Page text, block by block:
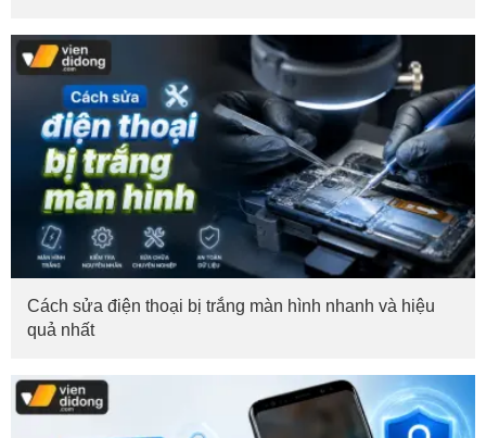
Cách sửa điện thoại bị trắng màn hình nhanh và hiệu
quả nhất